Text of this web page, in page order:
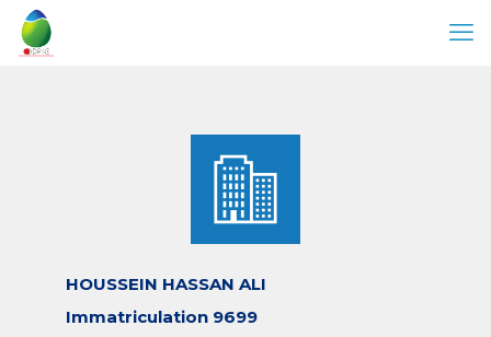
HOUSSEIN HASSAN ALI
Immatriculation 9699